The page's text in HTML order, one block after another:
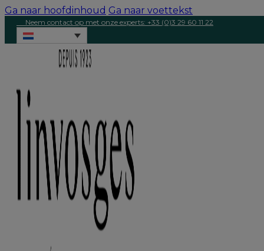
Ga naar hoofdinhoud Ga naar voettekst
Neem contact op met onze experts: +33 (0)3 29 60 11 22